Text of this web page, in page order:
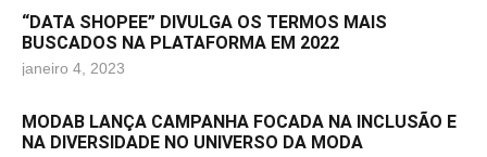
“DATA SHOPEE” DIVULGA OS TERMOS MAIS
BUSCADOS NA PLATAFORMA EM 2022
janeiro 4, 2023
MODAB LANÇA CAMPANHA FOCADA NA INCLUSÃO E
NA DIVERSIDADE NO UNIVERSO DA MODA